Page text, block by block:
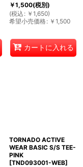
￥1,500(税別)
(税込 : ￥ 1,650)
希望小売価格: ￥ 1,500
カートに入れる
TORNADO ACTIVE
WEAR BASIC S/S TEE-
PINK
[TND093001-WEB]